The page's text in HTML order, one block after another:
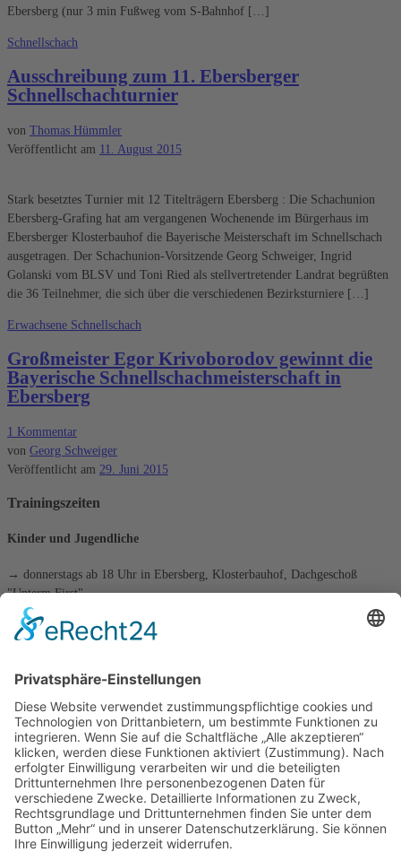
Ebersberg (nur 3 min Fußweg vom S-Bahnhof […]
Schnellschach
Ausschreibung zum 11. Ebersberger
Schnellschachturnier
von Thomas Hümmler
Veröffentlicht am 11. August 2015
Stark besetztes Turnier mit 12 Titelträgern Ebersberg : Die Schachunion
Ebersberg-Grafing hat am vergangenen Wochenende im Bürgerhaus im
Ebersberger Klosterbauhof die Bayerische Meisterschaft im Schnellschach
ausgetragen. Der Schachunion-Vorsitzende Georg Schweiger, Ingrid
Golanski vom BLSV und Toni Ried als stellvertretender Landrat begrüßten
die 36 Teilnehmer, die sich über die verschiedenen Bezirksturniere […]
Erwachsene Schnellschach
Großmeister Egor Krivoborodov gewinnt die
Bayerische Schnellschachmeisterschaft in
Ebersberg
1 Kommentar
von Georg Schweiger
Veröffentlicht am 29. Juni 2015
Trainingszeiten
Kinder und Jugendliche
→ donnerstags ab 18 Uhr in Ebersberg, Klosterbauhof, Dachgeschoß
"Unterm First"
Erwachsene
"Unterm First"
→ freitags ab 18 Uhr in Grafing, VHS-Räume, Kirchenplatz 3
die tägliche Schachaufgabe
Kategorien
Kategorien